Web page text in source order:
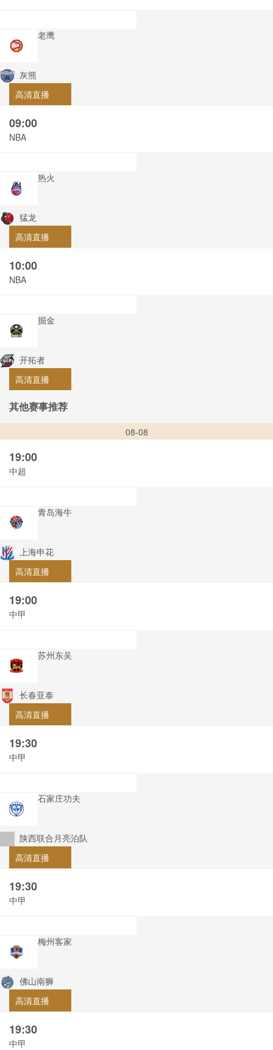
老鹰
灰熊
高清直播
09:00
NBA
热火
猛龙
高清直播
10:00
NBA
掘金
开拓者
高清直播
其他赛事推荐
08-08
19:00
中超
青岛海牛
上海申花
高清直播
19:00
中甲
苏州东吴
长春亚泰
高清直播
19:30
中甲
石家庄功夫
陕西联合月亮泊队
高清直播
19:30
中甲
梅州客家
佛山南狮
高清直播
19:30
中甲